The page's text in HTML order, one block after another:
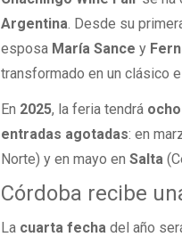
Argentina. Desde su
esposa María Sance y
transformado en un clásico
En 2025, la feria tendrá
entradas agotadas: en
Norte) y en mayo enSalta
Córdoba recibe
La cuarta fecha del año